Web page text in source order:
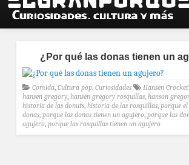
¿Por qué las donas tienen un
Comida, Cultura pop, Curiosidades Hansen
hansen gregory, hansen gregory rosquillas, hanson
historia de las donuts, historia de las rosquillas, porque
donas, porque las donas tienen un agujero, porque las
agujero, porque las rosquillas tienen un agujero